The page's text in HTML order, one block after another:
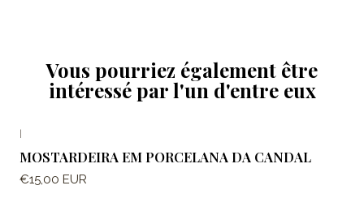
Vous pourriez également être
intéressé par l'un d'entre eux
MOSTARDEIRA EM PORCELANA DA CANDAL
€15,00 EUR